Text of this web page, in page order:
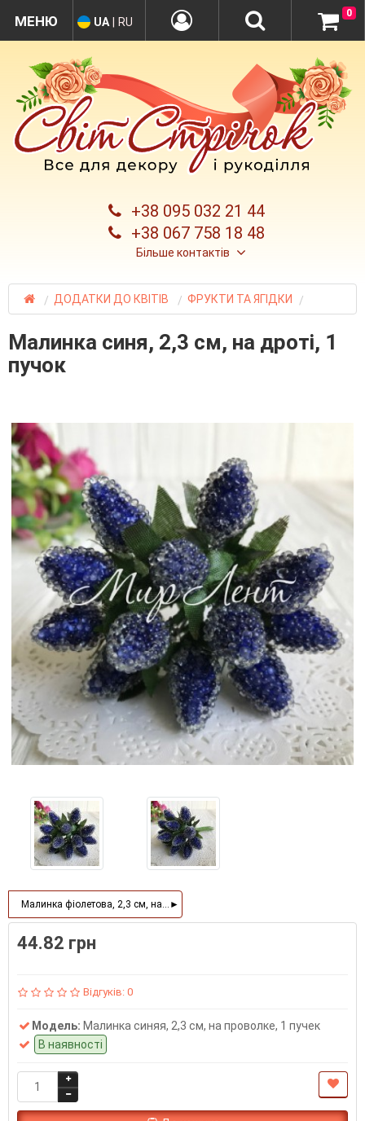
+38 095 032 21 44
+38 067 758 18 48
Більше контактів
UA RU
0
ДОДАТКИ ДО КВІТІВ ФРУКТИ ТА ЯГІДКИ
Малинка синя, 2,3 см, на дроті, 1
пучок
Малинка фіолетова, 2,3 см, на дроті 1 пучок
44.82 грн
Відгуків: 0
Модель: Малинка синяя, 2,3 см, на проволке, 1 пучек
В наявності